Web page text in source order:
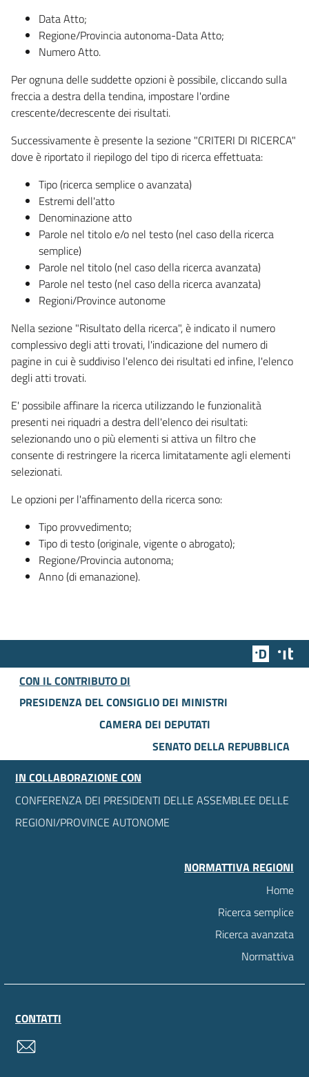
Data Atto;
Regione/Provincia autonoma-Data Atto;
Numero Atto.
Per ognuna delle suddette opzioni è possibile, cliccando sulla
freccia a destra della tendina, impostare l'ordine
crescente/decrescente dei risultati.
Successivamente è presente la sezione "CRITERI DI RICERCA"
dove è riportato il riepilogo del tipo di ricerca effettuata:
Tipo (ricerca semplice o avanzata)
Estremi dell'atto
Denominazione atto
Parole nel titolo e/o nel testo (nel caso della ricerca
semplice)
Parole nel titolo (nel caso della ricerca avanzata)
Parole nel testo (nel caso della ricerca avanzata)
Regioni/Province autonome
Nella sezione "Risultato della ricerca", è indicato il numero
complessivo degli atti trovati, l'indicazione del numero di
pagine in cui è suddiviso l'elenco dei risultati ed infine, l'elenco
degli atti trovati.
E' possibile affinare la ricerca utilizzando le funzionalità
presenti nei riquadri a destra dell'elenco dei risultati:
selezionando uno o più elementi si attiva un filtro che
consente di restringere la ricerca limitatamente agli elementi
selezionati.
Le opzioni per l'affinamento della ricerca sono:
Tipo provvedimento;
Tipo di testo (originale, vigente o abrogato);
Regione/Provincia autonoma;
Anno (di emanazione).
Team
CON IL CONTRIBUTO DI
PRESIDENZA DEL CONSIGLIO DEI MINISTRI
CAMERA DEI DEPUTATI
SENATO DELLA REPUBBLICA
IN COLLABORAZIONE CON
CONFERENZA DEI PRESIDENTI DELLE ASSEMBLEE DELLE
REGIONI/PROVINCE AUTONOME
NORMATTIVA REGIONI
Home
Ricerca semplice
Ricerca avanzata
Normattiva
CONTATTI